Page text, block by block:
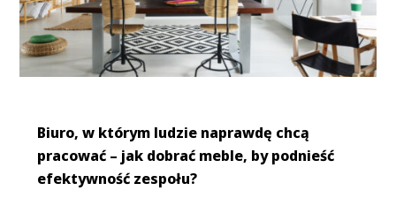
Biuro, w którym ludzie naprawdę chcą
pracować – jak dobrać meble, by podnieść
efektywność zespołu?